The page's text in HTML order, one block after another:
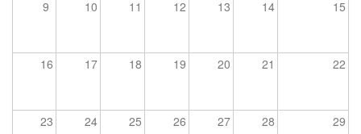
9 10 11 12 13 14 15
16 17 18 19 20 21 22
23 24 25 26 27 28 29